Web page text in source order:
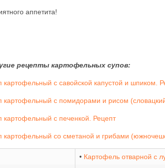
аппетита!
рецепты картофельных супов:
картофельный с савойской капустой и шпиком.
картофельный с помидорами и рисом
картофельный с печенкой. Рецепт
картофельный со сметаной и грибами
• Картофель отварной с